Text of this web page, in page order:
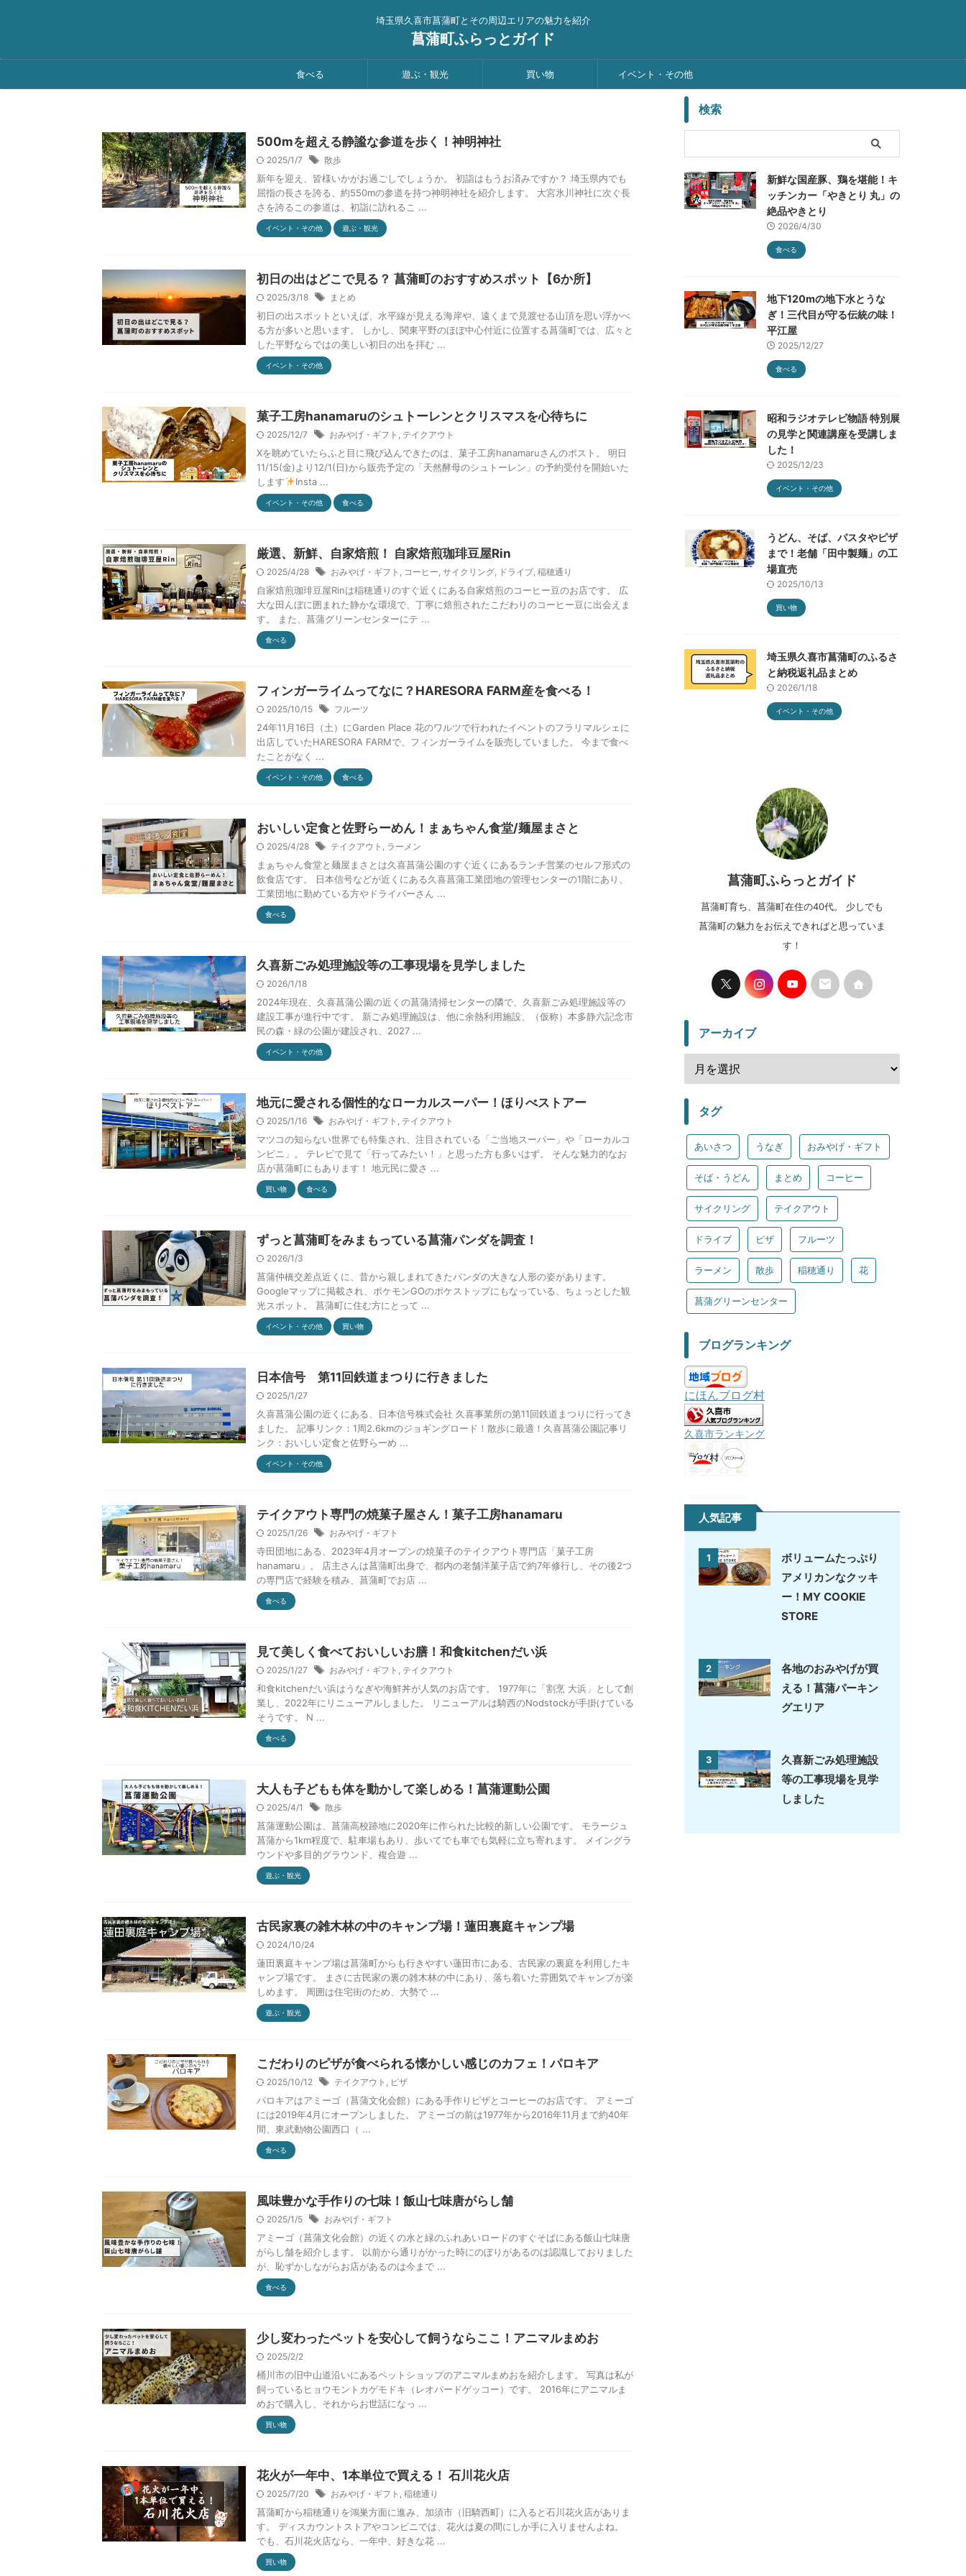
埼玉県久喜市菖蒲町とその周辺エリアの魅力を紹介
菖蒲町ふらっとガイド
食べる 遊ぶ・観光 買い物 イベント・その他
500mを超える静謐な参道を歩く！神明神社
2025/1/7 散歩
新年を迎え、皆様いかがお過ごしでしょうか。 初詣はもうお済みですか？ 埼玉県内でも
屈指の長さを誇る、約550mの参道を持つ神明神社を紹介します。 大宮氷川神社に次ぐ長
さを誇るこの参道は、初詣に訪れるこ ...
イベント・その他 遊ぶ・観光
初日の出はどこで見る？ 菖蒲町のおすすめスポット【6か所】
2025/3/18 まとめ
初日の出スポットといえば、水平線が見える海岸や、遠くまで見渡せる山頂を思い浮かべ
る方が多いと思います。 しかし、関東平野のほぼ中心付近に位置する菖蒲町では、広々と
した平野ならではの美しい初日の出を拝む ...
イベント・その他
菓子工房hanamaruのシュトーレンとクリスマスを心待ちに
2025/12/7 おみやげ・ギフト , テイクアウト
Xを眺めていたらふと目に飛び込んできたのは、菓子工房hanamaruさんのポスト。 明日
11/15(金)より12/1(日)から販売予定の「天然酵母のシュトーレン」の予約受付を開始いた
します
Insta ...
イベント・その他 食べる
厳選、新鮮、自家焙煎！ 自家焙煎珈琲豆屋Rin
2025/4/28 おみやげ・ギフト , コーヒー, サイクリング, ドライブ, 稲穂通り
自家焙煎珈琲豆屋Rinは稲穂通りのすぐ近くにある自家焙煎のコーヒー豆のお店です。 広
大な田んぼに囲まれた静かな環境で、丁寧に焙煎されたこだわりのコーヒー豆に出会えま
す。 また、菖蒲グリーンセンターにテ ...
食べる
フィンガーライムってなに？HARESORA FARM産を食べる！
2025/10/15 フルーツ
24年11月16日（土）にGarden Place 花のワルツで行われたイベントのフラリマルシェに
出店していたHARESORA FARMで、フィンガーライムを販売していました。 今まで食べ
たことがなく ...
イベント・その他 食べる
おいしい定食と佐野らーめん！まぁちゃん食堂/麺屋まさと
2025/4/28 テイクアウト , ラーメン
まぁちゃん食堂と麺屋まさとは久喜菖蒲公園のすぐ近くにあるランチ営業のセルフ形式の
飲食店です。 日本信号などが近くにある久喜菖蒲工業団地の管理センターの1階にあり、
工業団地に勤めている方やドライバーさん ...
食べる
久喜新ごみ処理施設等の工事現場を見学しました
2026/1/18
2024年現在、久喜菖蒲公園の近くの菖蒲清掃センターの隣で、久喜新ごみ処理施設等の
建設工事が進行中です。 新ごみ処理施設は、他に余熱利用施設、（仮称）本多静六記念市
民の森・緑の公園が建設され、2027 ...
イベント・その他
地元に愛される個性的なローカルスーパー！ほりべストアー
2025/1/16 おみやげ・ギフト , テイクアウト
マツコの知らない世界でも特集され、注目されている「ご当地スーパー」や「ローカルコ
ンビニ」。 テレビで見て「行ってみたい！」と思った方も多いはず。 そんな魅力的なお
店が菖蒲町にもあります！ 地元民に愛さ ...
買い物 食べる
ずっと菖蒲町をみまもっている菖蒲パンダを調査！
2026/1/3
菖蒲仲橋交差点近くに、昔から親しまれてきたパンダの大きな人形の姿があります。
Googleマップに掲載され、ポケモンGOのポケストップにもなっている、ちょっとした観
光スポット。 菖蒲町に住む方にとって ...
イベント・その他 買い物
日本信号 第11回鉄道まつりに行きました
2025/1/27
久喜菖蒲公園の近くにある、日本信号株式会社 久喜事業所の第11回鉄道まつりに行ってき
ました。 記事リンク：1周2.6kmのジョギングロード！散歩に最適！久喜菖蒲公園記事リ
ンク：おいしい定食と佐野らーめ ...
イベント・その他
テイクアウト専門の焼菓子屋さん！菓子工房hanamaru
2025/1/26 おみやげ・ギフト
寺田団地にある、2023年4月オープンの焼菓子のテイクアウト専門店「菓子工房
hanamaru」。 店主さんは菖蒲町出身で、都内の老舗洋菓子店で約7年修行し、その後2つ
の専門店で経験を積み、菖蒲町でお店 ...
食べる
見て美しく食べておいしいお膳！和食kitchenだい浜
2025/1/27 おみやげ・ギフト , テイクアウト
和食kitchenだい浜はうなぎや海鮮丼が人気のお店です。 1977年に「割烹 大浜」として創
業し、2022年にリニューアルしました。 リニューアルは騎西のNodstockが手掛けている
そうです。 N ...
食べる
大人も子どもも体を動かして楽しめる！菖蒲運動公園
2025/4/1 散歩
菖蒲運動公園は、菖蒲高校跡地に2020年に作られた比較的新しい公園です。 モラージュ
菖蒲から1km程度で、駐車場もあり、歩いてでも車でも気軽に立ち寄れます。 メイングラ
ウンドや多目的グラウンド、複合遊 ...
遊ぶ・観光
古民家裏の雑木林の中のキャンプ場！蓮田裏庭キャンプ場
2024/10/24
蓮田裏庭キャンプ場は菖蒲町からも行きやすい蓮田市にある、古民家の裏庭を利用したキ
ャンプ場です。 まさに古民家の裏の雑木林の中にあり、落ち着いた雰囲気でキャンプが楽
しめます。 周囲は住宅街のため、大勢で ...
遊ぶ・観光
こだわりのピザが食べられる懐かしい感じのカフェ！パロキア
2025/10/12 テイクアウト , ピザ
パロキアはアミーゴ（菖蒲文化会館）にある手作りピザとコーヒーのお店です。 アミーゴ
には2019年4月にオープンしました。 アミーゴの前は1977年から2016年11月まで約40年
間、東武動物公園西口（ ...
食べる
風味豊かな手作りの七味！飯山七味唐がらし舗
2025/1/5 おみやげ・ギフト
アミーゴ（菖蒲文化会館）の近くの水と緑のふれあいロードのすぐそばにある飯山七味唐
がらし舗を紹介します。 以前から通りがかった時にのぼりがあるのは認識しておりました
が、恥ずかしながらお店があるのは今まで ...
食べる
少し変わったペットを安心して飼うならここ！アニマルまめお
2025/2/2
桶川市の旧中山道沿いにあるペットショップのアニマルまめおを紹介します。 写真は私が
飼っているヒョウモントカゲモドキ（レオパードゲッコー）です。 2016年にアニマルま
めおで購入し、それからお世話になっ ...
買い物
花火が一年中、1本単位で買える！ 石川花火店
2025/7/20 おみやげ・ギフト , 稲穂通り
菖蒲町から稲穂通りを鴻巣方面に進み、加須市（旧騎西町）に入ると石川花火店がありま
す。 ディスカウントストアやコンビニでは、花火は夏の間にしか手に入りませんよね。
でも、石川花火店なら、一年中、好きな花 ...
買い物
検索
新鮮な国産豚、鶏を堪能！キ
ッチンカー「やきとり 丸」の
絶品やきとり
2026/4/30
食べる
地下120mの地下水とうな
ぎ！三代目が守る伝統の味！
平江屋
2025/12/27
食べる
昭和ラジオテレビ物語 特別展
の見学と関連講座を受講しま
した！
2025/12/23
イベント・その他
うどん、そば、パスタやピザ
まで！老舗「田中製麺」の工
場直売
2025/10/13
買い物
埼玉県久喜市菖蒲町のふるさ
と納税返礼品まとめ
2026/1/18
イベント・その他
菖蒲町ふらっとガイド
菖蒲町育ち、菖蒲町在住の40代。 少しでも
菖蒲町の魅力をお伝えできればと思っていま
す！
アーカイブ
タグ
あいさつ うなぎ おみやげ・ギフト
そば・うどん まとめ コーヒー
サイクリング テイクアウト
ドライブ ピザ フルーツ
ラーメン 散歩 稲穂通り 花
菖蒲グリーンセンター
ブログランキング
にほんブログ村
久喜市ランキング
人気記事
1
ボリュームたっぷり
アメリカンなクッキ
ー！MY COOKIE
STORE
2
各地のおみやげが買
える！菖蒲パーキン
グエリア
3
久喜新ごみ処理施設
等の工事現場を見学
しました